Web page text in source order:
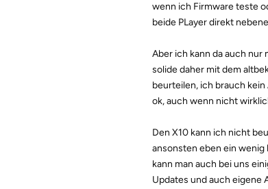
wenn ich Firmware teste
beide PLayer direkt
Aber ich kann da auch nur
solide daher mit dem
beurteilen, ich brauch
ok, auch wenn nicht
Den X10 kann ich nicht
ansonsten eben ein wenig
kann man auch bei uns
Updates und auch eigene